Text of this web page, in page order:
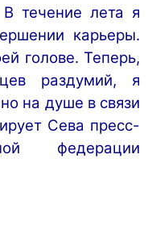
В течение лета я
карьеры.
голове.Теперь,
раздумий, я
на душе в связи
Сева пресс-
федерации